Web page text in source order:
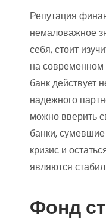
Репутация
немаловажное
себя, стоит
на
банк действует
надежного
можно вверить
банки,
кризис и
являются
Фонд